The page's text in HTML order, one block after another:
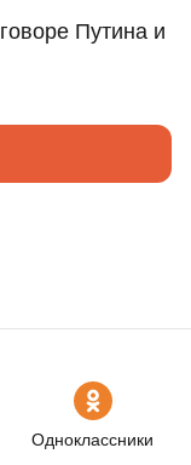
Путина и
Одноклассники